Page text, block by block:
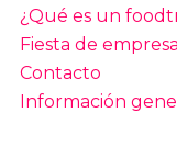
¿Qué es un
Fiesta de empresa
Contacto
Información